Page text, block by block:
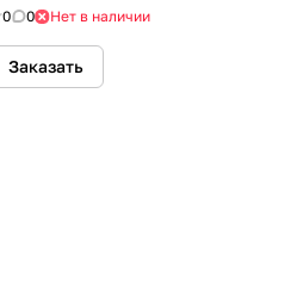
0 0 Нет в наличии
Заказать